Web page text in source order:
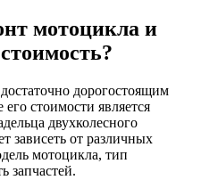
мотоцикла и
дорогостоящим
стоимости является
двухколесного
зависеть от различных
мотоцикла, тип
запчастей.